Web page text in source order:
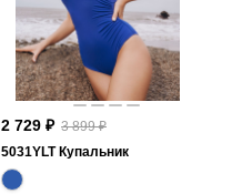
2 729 ₽ 3 899 ₽
5031YLT Купальник